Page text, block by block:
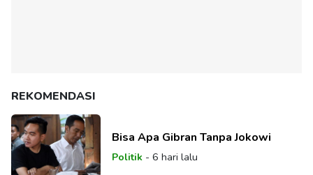
REKOMENDASI
Bisa Apa Gibran Tanpa Jokowi
Politik- 6 hari lalu